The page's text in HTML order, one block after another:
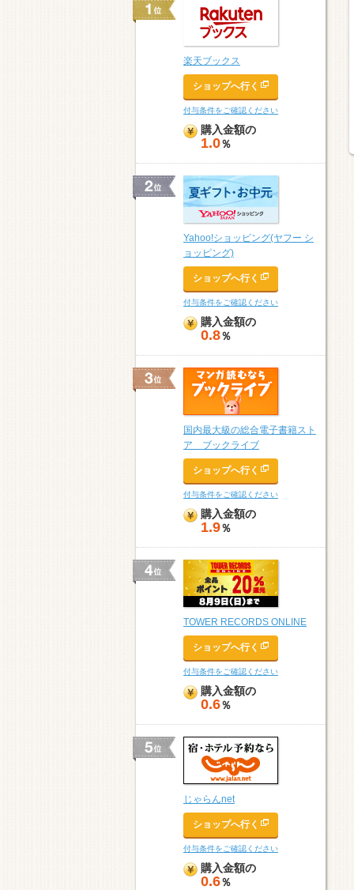
楽天ブックス
ショップへ行く
付与条件をご確認ください
購入金額の
1.0％
Yahoo!ショッピング(ヤフー シ
ョッピング)
ショップへ行く
付与条件をご確認ください
購入金額の
0.8％
国内最大級の総合電子書籍スト
ア ブックライブ
ショップへ行く
付与条件をご確認ください
購入金額の
1.9％
TOWER RECORDS ONLINE
ショップへ行く
付与条件をご確認ください
購入金額の
0.6％
じゃらんnet
ショップへ行く
付与条件をご確認ください
購入金額の
0.6％